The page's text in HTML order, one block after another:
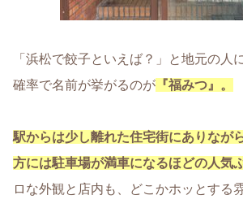
「浜松で餃子といえば？」と地元の人
確率で名前が挙がるのが 『福みつ 』。
駅からは少し離れた住宅街にありなが
方には駐車場が満車になるほどの人気
ロな外観と店内も、どこかホッとする